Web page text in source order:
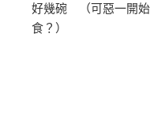
好幾碗 （可惡一開始
食？）